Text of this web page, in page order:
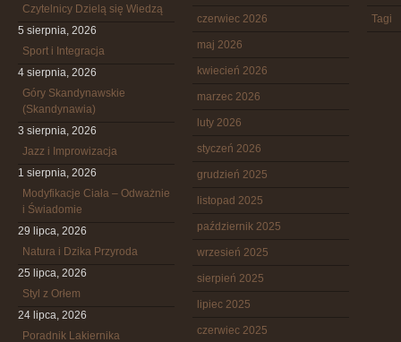
Czytelnicy Dzielą się Wiedzą
5 sierpnia, 2026
Sport i Integracja
4 sierpnia, 2026
Góry Skandynawskie
(Skandynawia)
3 sierpnia, 2026
Jazz i Improwizacja
1 sierpnia, 2026
Modyfikacje Ciała – Odważnie
i Świadomie
29 lipca, 2026
Natura i Dzika Przyroda
25 lipca, 2026
Styl z Orłem
24 lipca, 2026
Poradnik Lakiernika
czerwiec 2026
maj 2026
kwiecień 2026
marzec 2026
luty 2026
styczeń 2026
grudzień 2025
listopad 2025
październik 2025
wrzesień 2025
sierpień 2025
lipiec 2025
czerwiec 2025
Tagi